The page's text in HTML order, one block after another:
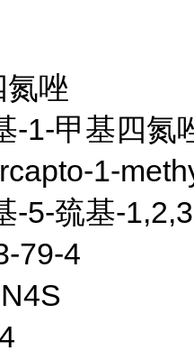
唑
-1-甲基四氮
1-
-5-巯基-
79-4